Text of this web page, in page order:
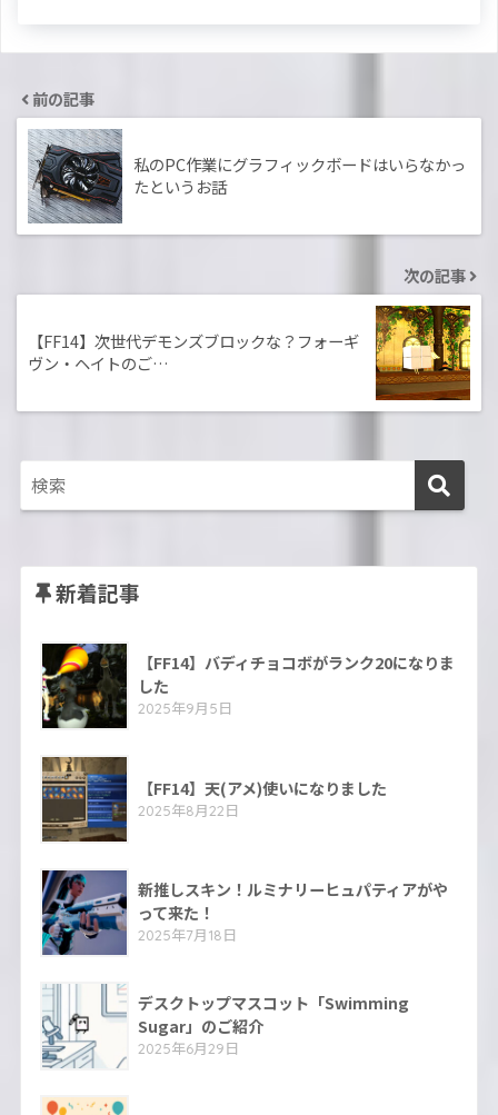
前の記事
私のPC作業にグラフィックボードはいらなかっ
たというお話
次の記事
【FF14】次世代デモンズブロックな？フォーギ
ヴン・ヘイトのご…
新着記事
【FF14】バディチョコボがランク20になりま
した
2025年9月5日
【FF14】天(アメ)使いになりました
2025年8月22日
新推しスキン！ルミナリーヒュパティアがや
って来た！
2025年7月18日
デスクトップマスコット「Swimming
Sugar」のご紹介
2025年6月29日